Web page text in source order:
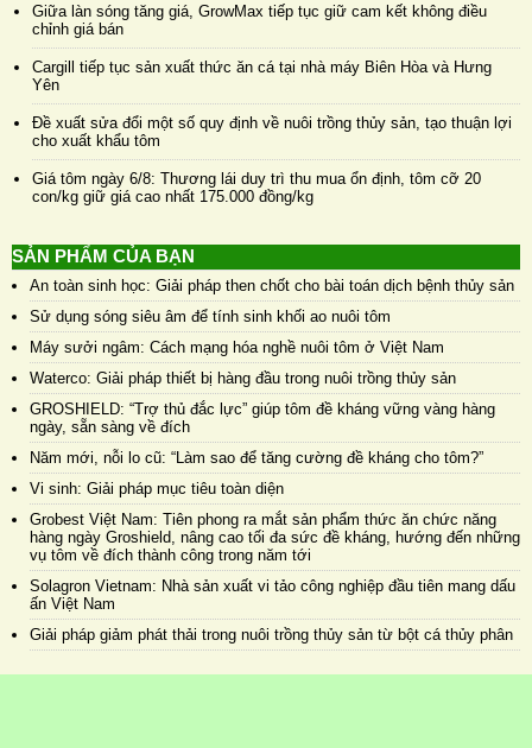
Giữa làn sóng tăng giá, GrowMax tiếp tục giữ cam kết không điều
chỉnh giá bán
Cargill tiếp tục sản xuất thức ăn cá tại nhà máy Biên Hòa và Hưng
Yên
Đề xuất sửa đổi một số quy định về nuôi trồng thủy sản, tạo thuận lợi
cho xuất khẩu tôm
Giá tôm ngày 6/8: Thương lái duy trì thu mua ổn định, tôm cỡ 20
con/kg giữ giá cao nhất 175.000 đồng/kg
SẢN PHẨM CỦA BẠN
An toàn sinh học: Giải pháp then chốt cho bài toán dịch bệnh thủy sản
Sử dụng sóng siêu âm để tính sinh khối ao nuôi tôm
Máy sưởi ngâm: Cách mạng hóa nghề nuôi tôm ở Việt Nam
Waterco: Giải pháp thiết bị hàng đầu trong nuôi trồng thủy sản
GROSHIELD: “Trợ thủ đắc lực” giúp tôm đề kháng vững vàng hàng
ngày, sẵn sàng về đích
Năm mới, nỗi lo cũ: “Làm sao để tăng cường đề kháng cho tôm?”
Vi sinh: Giải pháp mục tiêu toàn diện
Grobest Việt Nam: Tiên phong ra mắt sản phẩm thức ăn chức năng
hàng ngày Groshield, nâng cao tối đa sức đề kháng, hướng đến những
vụ tôm về đích thành công trong năm tới
Solagron Vietnam: Nhà sản xuất vi tảo công nghiệp đầu tiên mang dấu
ấn Việt Nam
Giải pháp giảm phát thải trong nuôi trồng thủy sản từ bột cá thủy phân